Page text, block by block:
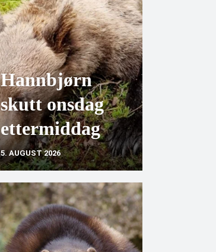
Hannbjørn
skutt onsdag
ettermiddag
5. AUGUST 2026